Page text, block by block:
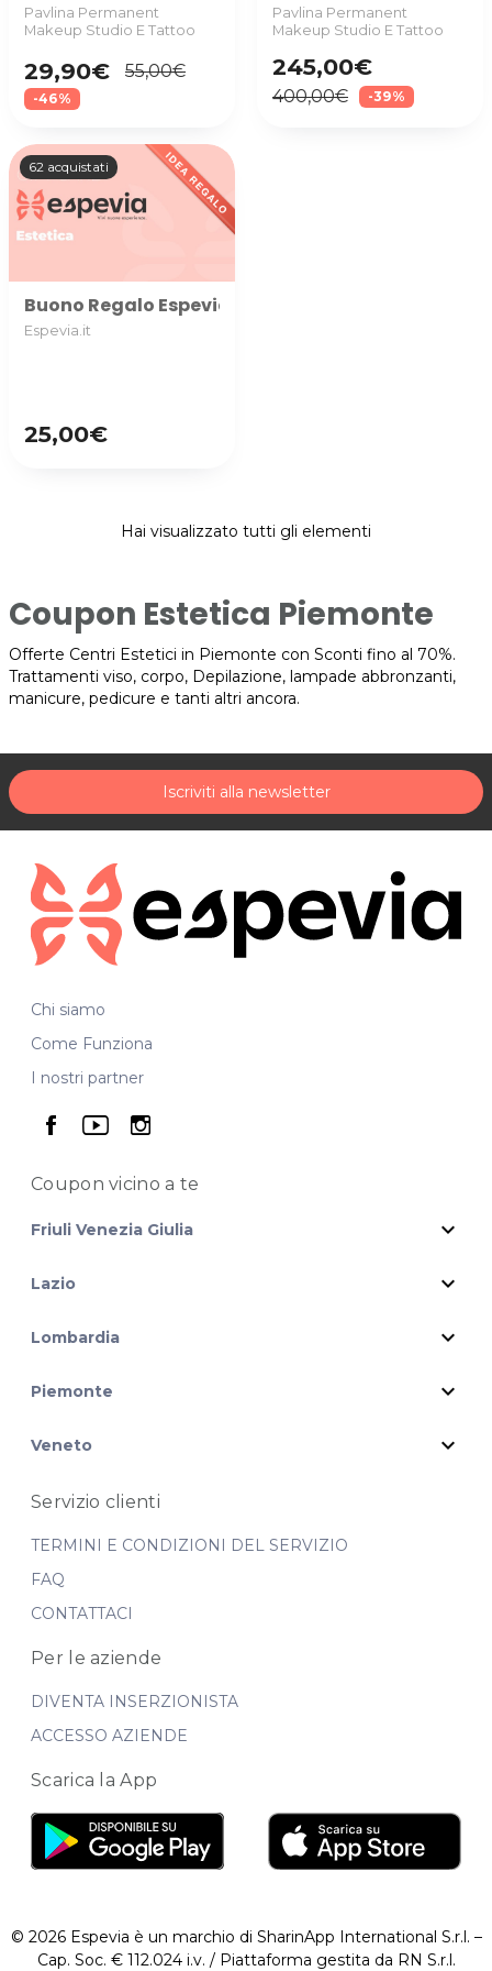
Pavlina Permanent
Makeup Studio E Tattoo
29,90€ 55,00€
-46%
Pavlina Permanent
Makeup Studio E Tattoo
245,00€
400,00€ -39%
62 acquistati
Buono Regalo Espevia utilizzabile nella
Espevia.it
25,00€
Hai visualizzato tutti gli elementi
Coupon Estetica Piemonte
Offerte Centri Estetici in Piemonte con Sconti fino al 70%.
Trattamenti viso, corpo, Depilazione, lampade abbronzanti,
manicure, pedicure e tanti altri ancora.
Iscriviti alla newsletter
Chi siamo
Come Funziona
I nostri partner
seguici su facebook
seguici su youtube
seguici su instagram
Coupon vicinoa te
Friuli Venezia Giulia expand_more
Lazio expand_more
Lombardia expand_more
Piemonte expand_more
Veneto expand_more
Servizio clienti
TERMINI E CONDIZIONI DEL SERVIZIO
FAQ
CONTATTACI
Per le aziende
DIVENTA INSERZIONISTA
ACCESSO AZIENDE
Scarica la App
© 2026 Espevia è un marchio di SharinApp International S.r.l. –
Cap. Soc. € 112.024 i.v. / Piattaforma gestita da RN S.r.l.